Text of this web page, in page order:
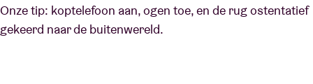
Onze tip: koptelefoon aan, ogen toe, en de rug ostentatief
gekeerd naar de buitenwereld.